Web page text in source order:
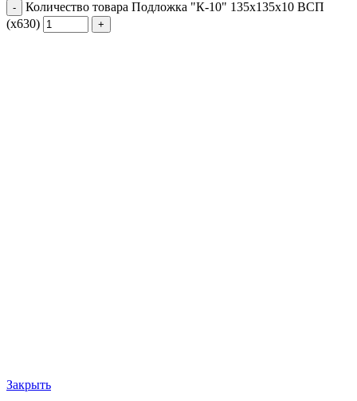
Количество товара Подложка "К-10" 135х135х10 ВСП
(х630)
Закрыть